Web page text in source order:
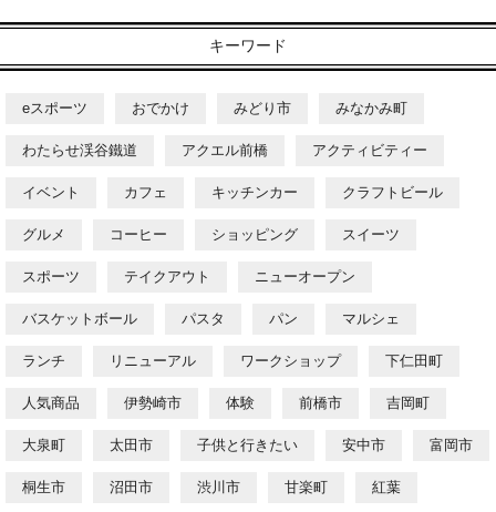
キーワード
eスポーツ おでかけ みどり市 みなかみ町
わたらせ渓谷鐵道 アクエル前橋 アクティビティー
イベント カフェ キッチンカー クラフトビール
グルメ コーヒー ショッピング スイーツ
スポーツ テイクアウト ニューオープン
バスケットボール パスタ パン マルシェ
ランチ リニューアル ワークショップ 下仁田町
人気商品 伊勢崎市 体験 前橋市 吉岡町
大泉町 太田市 子供と行きたい 安中市 富岡市
桐生市 沼田市 渋川市 甘楽町 紅葉